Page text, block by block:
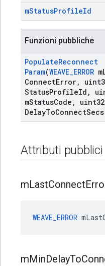
mStatusProfileId
Funzioni pubbliche
PopulateReconnect
Param(WEAVE_ERROR m
ConnectError,
StatusProfileId ,
mStatusCode , uint32
DelayToConnect
Attributi pubblici
mLastConnect
WEAVE_ERROR
mMinDelayTo